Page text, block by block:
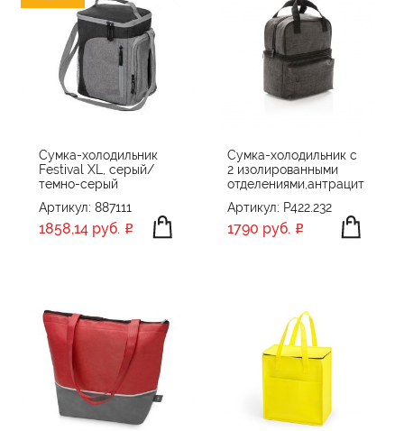
Сумка-холодильник
Festival XL, серый/
темно-серый
Артикул: 887111
1858,14 руб.
Сумка-холодильник с
2 изолированными
отделениями,антрацит
Артикул: P422.232
1790 руб.